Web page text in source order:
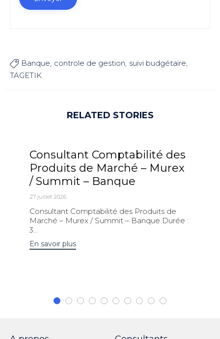
 Banque controle de gestion suivi budgétaire
TAGETIK
RELATED STORIES
Consultant Comptabilité des
Produits de Marché – Murex
/ Summit – Banque
27 juillet 2026
Consultant Comptabilité des Produits de
Marché – Murex / Summit – Banque Durée :
3...
En savoir plus